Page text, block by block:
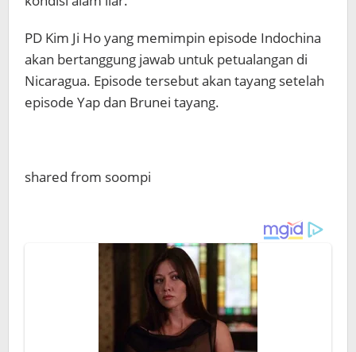
PD Kim Ji Ho yang memimpin episode Indochina
akan bertanggung jawab untuk petualangan di
Nicaragua. Episode tersebut akan tayang setelah
episode Yap dan Brunei tayang.
shared from soompi